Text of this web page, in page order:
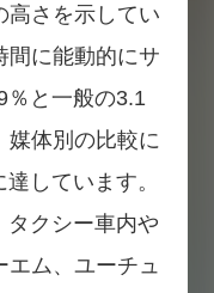
高さを示してい
間に能動的にサ
％と一般の3.1
媒体別の比較に
しています。
タクシー車内や
ム、ユーチュ